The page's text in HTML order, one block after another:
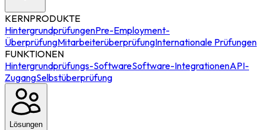
KERNPRODUKTE
HintergrundprüfungenPre-Employment-
ÜberprüfungMitarbeiterüberprüfungInternationale Prüfungen
FUNKTIONEN
Hintergrundprüfungs-SoftwareSoftware-IntegrationenAPI-
ZugangSelbstüberprüfung
Lösungen